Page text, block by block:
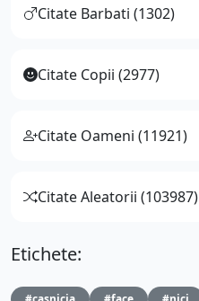
Citate Barbati (1302)
Citate Copii (2977)
Citate Oameni (11921)
Citate Aleatorii (103987)
Etichete: